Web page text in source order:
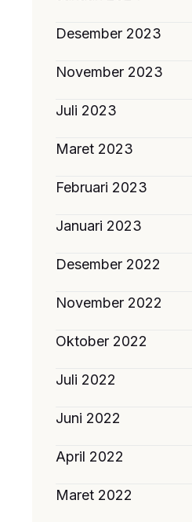
Desember 2023
November 2023
Juli 2023
Maret 2023
Februari 2023
Januari 2023
Desember 2022
November 2022
Oktober 2022
Juli 2022
Juni 2022
April 2022
Maret 2022